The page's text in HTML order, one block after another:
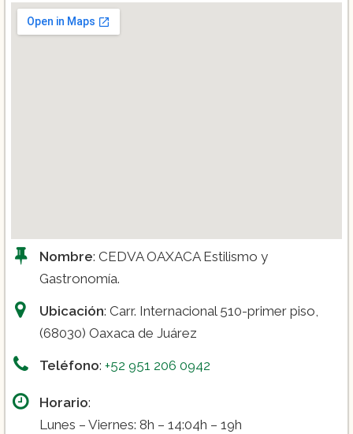
Nombre: CEDVA OAXACA Estilismo y
Gastronomía.
Ubicación: Carr. Internacional 510-primer piso,
(68030) Oaxaca de Juárez
Teléfono: +52 951 206 0942
Horario:
Lunes – Viernes: 8h – 14:04h – 19h